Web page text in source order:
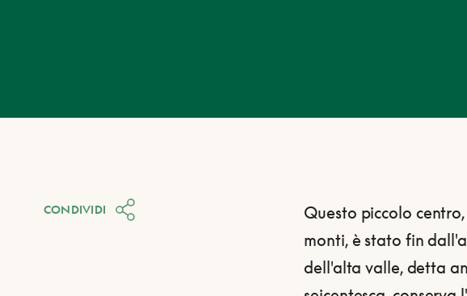
Questo piccolo
monti, è stato fin
dell'alta valle, detta
CONDIVIDI